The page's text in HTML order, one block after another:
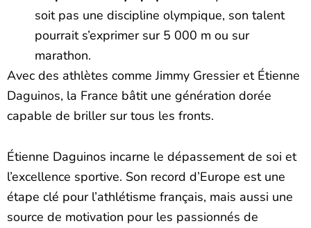
soit pas une discipline olympique, son talent
pourrait s’exprimer sur 5 000 m ou sur
marathon.
Avec des athlètes comme Jimmy Gressier et Étienne
Daguinos, la France bâtit une génération dorée
capable de briller sur tous les fronts.
Étienne Daguinos incarne le dépassement de soi et
l’excellence sportive. Son record d’Europe est une
étape clé pour l’athlétisme français, mais aussi une
source de motivation pour les passionnés de